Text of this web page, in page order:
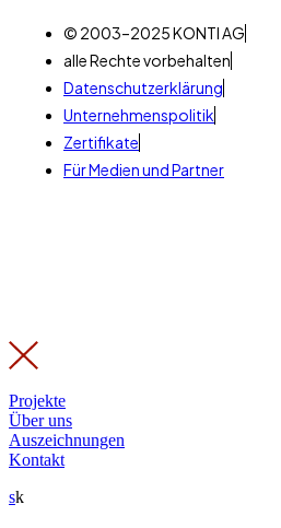
© 2003–2025 KONTI AG
alle Rechte vorbehalten
Datenschutzerklärung
Unternehmenspolitik
Zertifikate
Für Medien und Partner
Projekte
Über uns
Auszeichnungen
Kontakt
sk